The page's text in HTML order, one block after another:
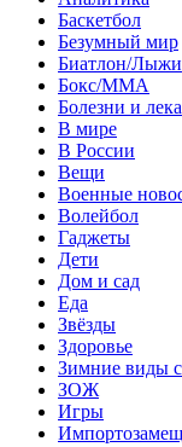
Баскетбол
Безумный мир
Биатлон/Лыжи
Бокс/MMA
Болезни и
В мире
В России
Вещи
Военные
Волейбол
Гаджеты
Дети
Дом и сад
Еда
Звёзды
Здоровье
Зимние виды
ЗОЖ
Игры